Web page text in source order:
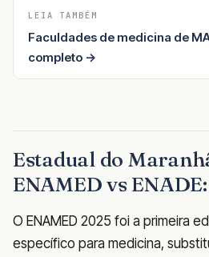
LEIA TAMBÉM
Faculdades de medicina de
completo →
Estadual do
ENAMED vs
O ENAMED 2025 foi a primeira
específico para medicina,